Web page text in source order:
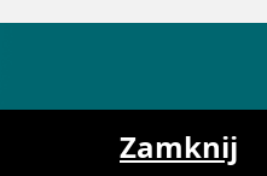
Zamknij